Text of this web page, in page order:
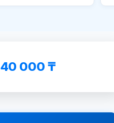
40 000 ₸